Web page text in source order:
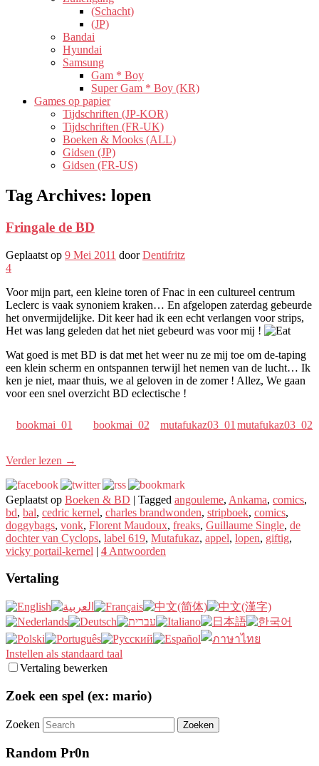
(Schacht)
(JP)
Bandai
Hyundai
Samsung
Gam * Boy
Super Gam * Boy (KR)
Games op papier
Tijdschriften (JP-KOR)
Tijdschriften (FR-UK)
Boeken & Mooks (ALL)
Gidsen (JP)
Gidsen (FR-US)
Tag Archives: lopen
Fringale de BD
Geplaatst op 9 Mei 2011 doorDentifritz
4
Voor mijn part, een kleine toren of Fnac in een cultureel centrum
Leclerc is vaak synoniem kraken… En afgelopen zaterdag gebeurde
het onvermijdelijke. Dit keer had ik een echt verlangen voor strips,
Het was lang geleden dat het niet gebeurd was voor mij !
Wat goed is met BD is dat met het weer nu ze mij toe om de-taping
een klein scherm en ontspannen terwijl het nemen van de lucht… Ik
ken je niet, maar thuis, we al geloven in de zomer ! Allez, We gaan
voor een snel overzicht BD eclectische !
bookmai_01 bookmai_02 mutafukaz03_01 mutafukaz03_02
Verder lezen →
Geplaatst op Boeken & BD | Tagged angouleme, Ankama, comics,
bd, bal, cedric kernel, charles brandwonden, stripboek, comics,
doggybags, vonk, Florent Maudoux, freaks, Guillaume Single, de
dochter van Cyclops, label 619, Mutafukaz, appel, lopen, giftig,
vicky portail-kernel | 4 Antwoorden
Vertaling
Instellen als standaard taal
Vertaling bewerken
Zoek een spel (ex: mario)
Zoeken
Random Pr0n